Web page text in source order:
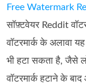
Free Watermark
सॉफ़्टवेयर Reddit
वॉटरमार्क के अलावा
भी हटा सकता है, जैसे
वॉटरमार्क हटाने के